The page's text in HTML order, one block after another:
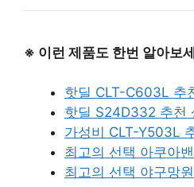
※ 이런 제품도 한번 알아보
핫딜 CLT-C603L 추
핫딜 S24D332 추천
가성비 CLT-Y503L
최고의 선택 아쿠아
최고의 선택 야구망